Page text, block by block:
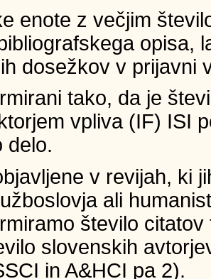
enote z večjim
opisa,
dosežkov v prijavni
tako, da je
vpliva (IF) ISI
delo.
v revijah, ki
ali
število
slovenskih
in A&HCI pa 2).